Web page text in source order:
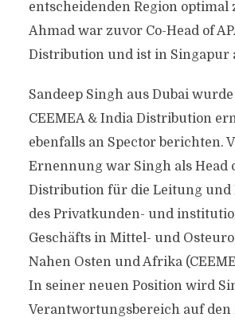
entscheidenden Region optimal
Ahmad war zuvor Co-Head of
Distribution und ist in Singapur
Sandeep Singh aus Dubai
CEEMEA & India Distribution
ebenfalls an Spector berichten.
Ernennung war Singh als Head
Distribution für die Leitung
des Privatkunden- und
Geschäfts in Mittel- und
Nahen Osten und Afrika
In seiner neuen Position wird
Verantwortungsbereich auf